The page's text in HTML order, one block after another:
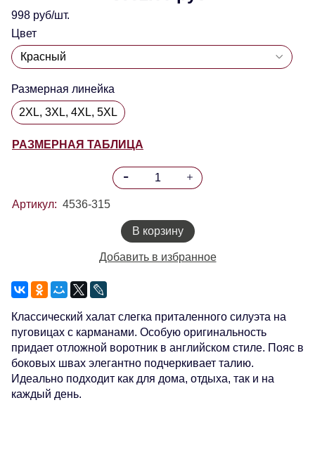
998 руб/шт.
Цвет
Размерная линейка
2XL, 3XL, 4XL, 5XL
РАЗМЕРНАЯ ТАБЛИЦА
Артикул: 4536-315
В корзину
Добавить в избранное
Классический халат слегка приталенного силуэта на
пуговицах с карманами. Особую оригинальность
придает отложной воротник в английском стиле. Пояс в
боковых швах элегантно подчеркивает талию.
Идеально подходит как для дома, отдыха, так и на
каждый день.